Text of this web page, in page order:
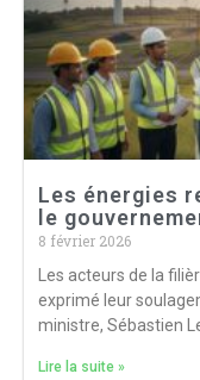
Les énergies
le
8 février 2026
Les acteurs de la
exprimé leur
ministre, Sébastien
Lire la suite »